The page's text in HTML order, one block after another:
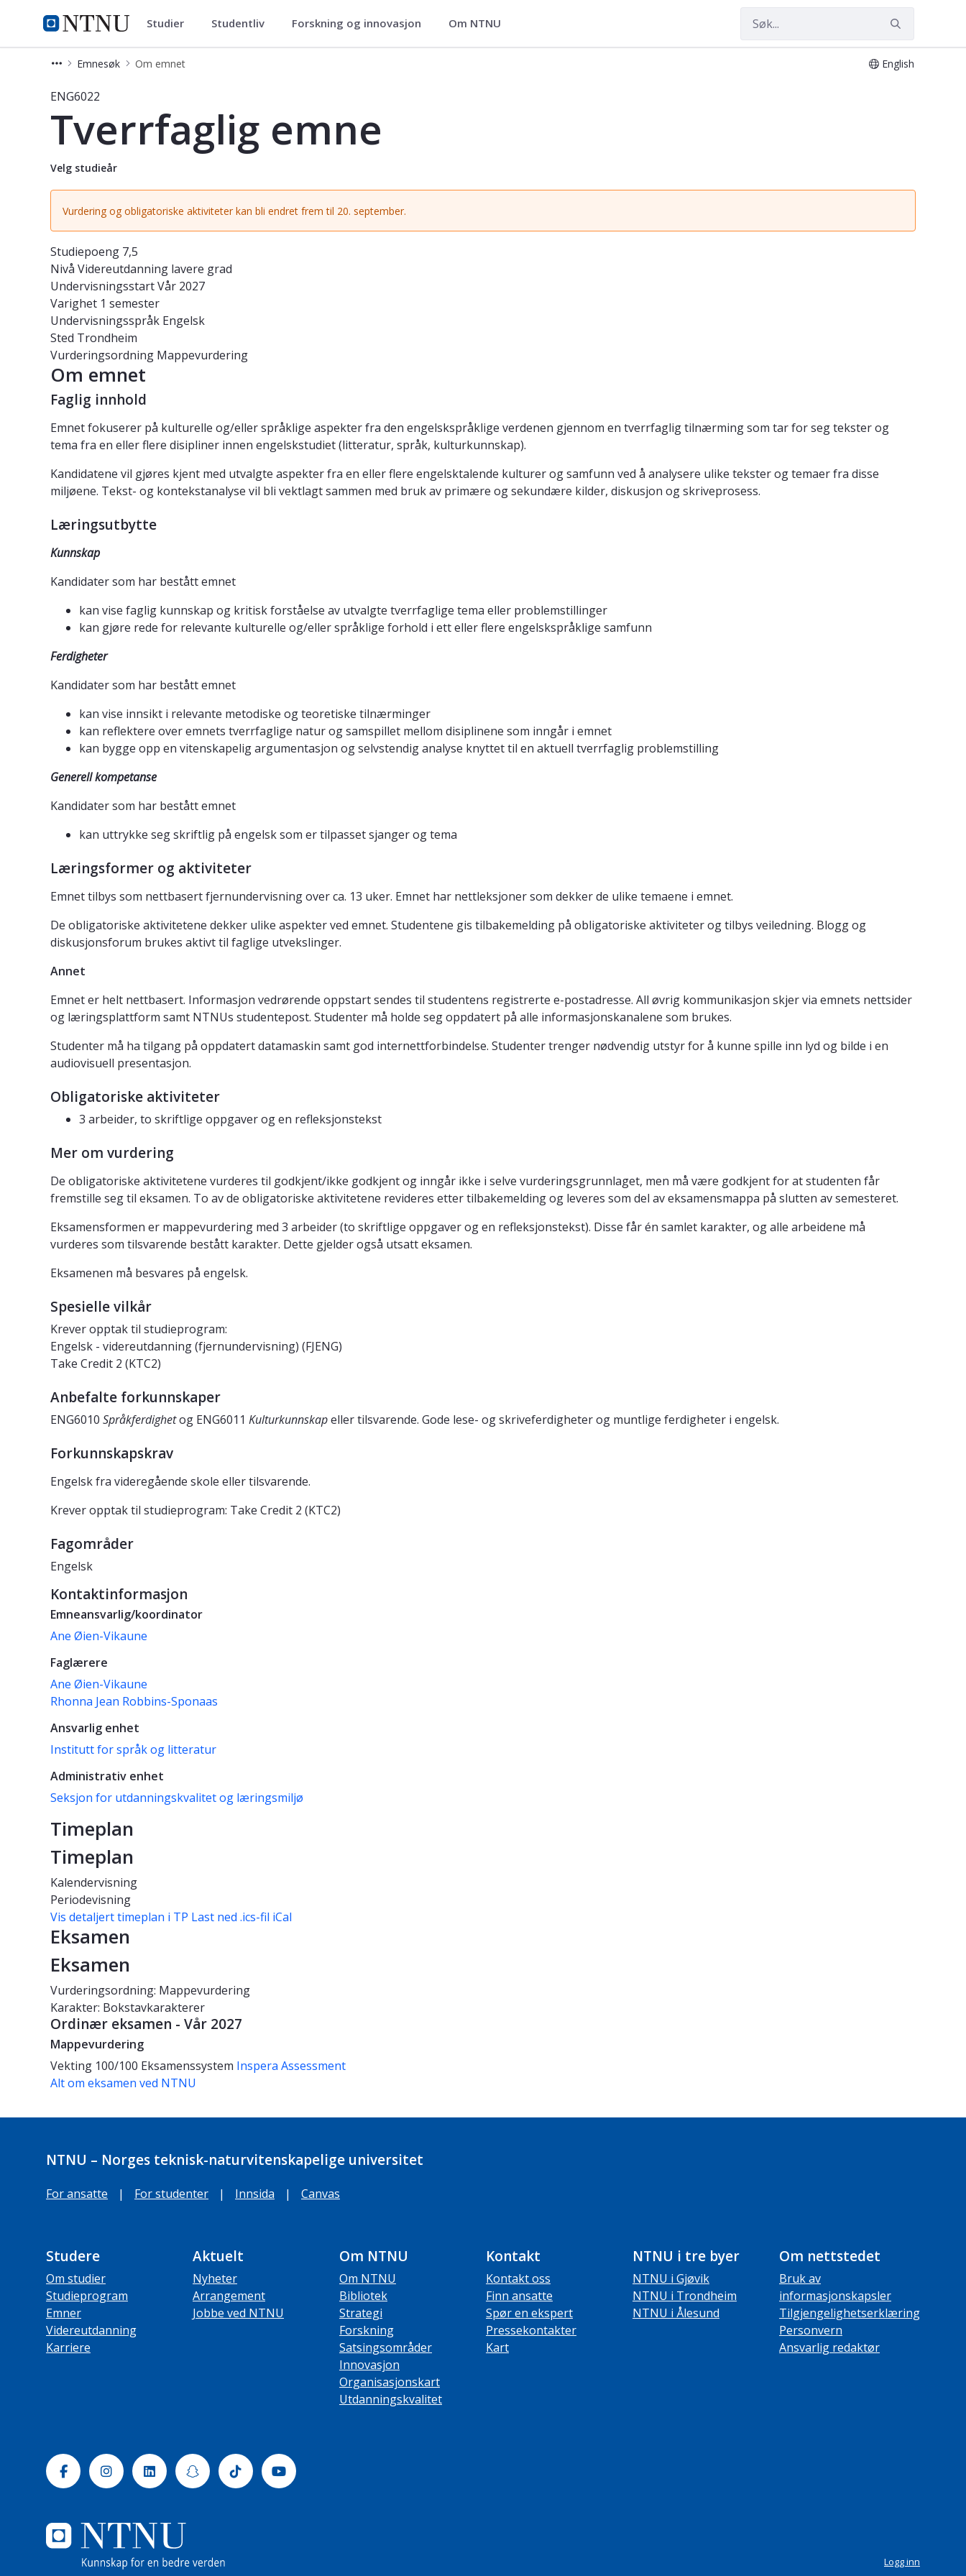
NTNU Hjemmeside
Studier Studier Studentliv Forskning og innovasjon Om NTNU
Emnesøk Om emnet English
Emne - Tverrfaglig emne - ENG6022
ENG6022
Tverrfaglig emne
Velg studieår
Vurdering og obligatoriske aktiviteter kan bli endret frem til 20. september.
Studiepoeng 7,5
Nivå Videreutdanning lavere grad
UndervisningsstartVår 2027
Varighet 1 semester
Undervisningsspråk Engelsk
Sted Trondheim
Vurderingsordning Mappevurdering
Om emnet
Faglig innhold
Emnet fokuserer på kulturelle og/eller språklige aspekter fra den engelskspråklige verdenen gjennom en tverrfaglig tilnærming som tar for seg tekster og
tema fra en eller flere disipliner innen engelskstudiet (litteratur, språk, kulturkunnskap).
Kandidatene vil gjøres kjent med utvalgte aspekter fra en eller flere engelsktalende kulturer og samfunn ved å analysere ulike tekster og temaer fra disse
miljøene. Tekst- og kontekstanalyse vil bli vektlagt sammen med bruk av primære og sekundære kilder, diskusjon og skriveprosess.
Læringsutbytte
Kunnskap
Kandidater som har bestått emnet
kan vise faglig kunnskap og kritisk forståelse av utvalgte tverrfaglige tema eller problemstillinger
kan gjøre rede for relevante kulturelle og/eller språklige forhold i ett eller flere engelskspråklige samfunn
Ferdigheter
Kandidater som har bestått emnet
kan vise innsikt i relevante metodiske og teoretiske tilnærminger
kan reflektere over emnets tverrfaglige natur og samspillet mellom disiplinene som inngår i emnet
kan bygge opp en vitenskapelig argumentasjon og selvstendig analyse knyttet til en aktuell tverrfaglig problemstilling
Generell kompetanse
Kandidater som har bestått emnet
kan uttrykke seg skriftlig på engelsk som er tilpasset sjanger og tema
Læringsformer og aktiviteter
Emnet tilbys som nettbasert fjernundervisning over ca. 13 uker. Emnet har nettleksjoner som dekker de ulike temaene i emnet.
De obligatoriske aktivitetene dekker ulike aspekter ved emnet. Studentene gis tilbakemelding på obligatoriske aktiviteter og tilbys veiledning. Blogg og
diskusjonsforum brukes aktivt til faglige utvekslinger.
Annet
Emnet er helt nettbasert. Informasjon vedrørende oppstart sendes til studentens registrerte e-postadresse. All øvrig kommunikasjon skjer via emnets nettsider
og læringsplattform samt NTNUs studentepost. Studenter må holde seg oppdatert på alle informasjonskanalene som brukes.
Studenter må ha tilgang på oppdatert datamaskin samt god internettforbindelse. Studenter trenger nødvendig utstyr for å kunne spille inn lyd og bilde i en
audiovisuell presentasjon.
Obligatoriske aktiviteter
3 arbeider, to skriftlige oppgaver og en refleksjonstekst
Mer om vurdering
De obligatoriske aktivitetene vurderes til godkjent/ikke godkjent og inngår ikke i selve vurderingsgrunnlaget, men må være godkjent for at studenten får
fremstille seg til eksamen. To av de obligatoriske aktivitetene revideres etter tilbakemelding og leveres som del av eksamensmappa på slutten av semesteret.
Eksamensformen er mappevurdering med 3 arbeider (to skriftlige oppgaver og en refleksjonstekst). Disse får én samlet karakter, og alle arbeidene må
vurderes som tilsvarende bestått karakter. Dette gjelder også utsatt eksamen.
Eksamenen må besvares på engelsk.
Spesielle vilkår
Krever opptak til studieprogram:
Engelsk - videreutdanning (fjernundervisning) (FJENG)
Take Credit 2 (KTC2)
Anbefalte forkunnskaper
ENG6010 Språkferdighetog ENG6011 Kulturkunnskapeller tilsvarende. Gode lese- og skriveferdigheter og muntlige ferdigheter i engelsk.
Forkunnskapskrav
Engelsk fra videregående skole eller tilsvarende.
Krever opptak til studieprogram: Take Credit 2 (KTC2)
Fagområder
Engelsk
Kontaktinformasjon
Emneansvarlig/koordinator
Ane Øien-Vikaune
Faglærere
Ane Øien-Vikaune
Rhonna Jean Robbins-Sponaas
Ansvarlig enhet
Institutt for språk og litteratur
Administrativ enhet
Seksjon for utdanningskvalitet og læringsmiljø
Timeplan
Timeplan
Kalendervisning
Periodevisning
Vis detaljert timeplan i TP Last ned .ics-fil iCal
Eksamen
Eksamen
Vurderingsordning: Mappevurdering
Karakter: Bokstavkarakterer
Ordinær eksamen - Vår 2027
Mappevurdering
Vekting 100/100 Eksamenssystem Inspera Assessment
Alt om eksamen ved NTNU
NTNU – Norges teknisk-naturvitenskapelige universitet
For ansatte | For studenter | Innsida | Canvas
Studere
Om studier
Studieprogram
Emner
Videreutdanning
Karriere
Aktuelt
Nyheter
Arrangement
Jobbe ved NTNU
Om NTNU
Om NTNU
Bibliotek
Strategi
Forskning
Satsingsområder
Innovasjon
Organisasjonskart
Utdanningskvalitet
Kontakt
Kontakt oss
Finn ansatte
Spør en ekspert
Pressekontakter
Kart
NTNU i tre byer
NTNU i Gjøvik
NTNU i Trondheim
NTNU i Ålesund
Om nettstedet
Bruk av
informasjonskapsler
Tilgjengelighetserklæring
Personvern
Ansvarlig redaktør
FacebookInstagramLinkedinSnapchatTiktok Youtube
Logg inn